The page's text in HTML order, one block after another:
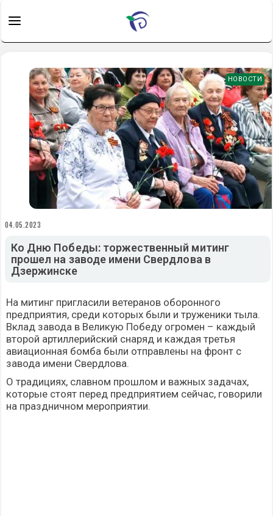
НОВОСТИ
04.05.2023
Ко Дню Победы: торжественный митинг
прошел на заводе имени Свердлова в
Дзержинске
На митинг пригласили ветеранов оборонного
предприятия, среди которых были и труженики тыла.
Вклад завода в Великую Победу огромен – каждый
второй артиллерийский снаряд и каждая третья
авиационная бомба были отправлены на фронт с
завода имени Свердлова.
О традициях, славном прошлом и важных задачах,
которые стоят перед предприятием сейчас, говорили
на праздничном мероприятии.